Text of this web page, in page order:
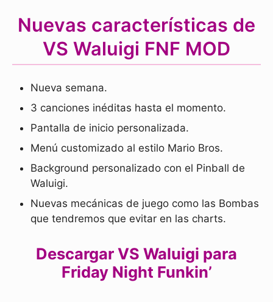
Nuevas características de
VS Waluigi FNF MOD
Nueva semana.
3 canciones inéditas hasta el momento.
Pantalla de inicio personalizada.
Menú customizado al estilo Mario Bros.
Background personalizado con el Pinball de
Waluigi.
Nuevas mecánicas de juego como las Bombas
que tendremos que evitar en las charts.
Descargar VS Waluigi para
Friday Night Funkin’